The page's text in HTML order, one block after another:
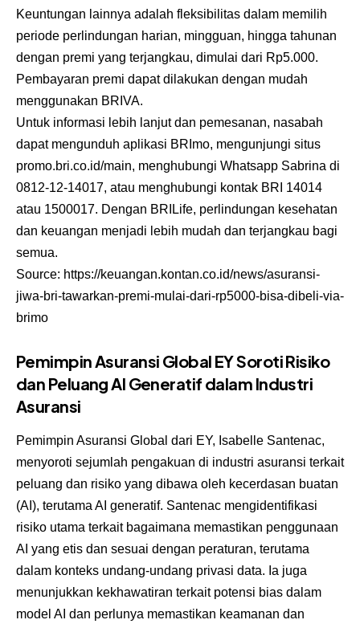
Keuntungan lainnya adalah fleksibilitas dalam memilih
periode perlindungan harian, mingguan, hingga tahunan
dengan premi yang terjangkau, dimulai dari Rp5.000.
Pembayaran premi dapat dilakukan dengan mudah
menggunakan BRIVA.
Untuk informasi lebih lanjut dan pemesanan, nasabah
dapat mengunduh aplikasi BRImo, mengunjungi situs
promo.bri.co.id/main, menghubungi Whatsapp Sabrina di
0812-12-14017, atau menghubungi kontak BRI 14014
atau 1500017. Dengan BRILife, perlindungan kesehatan
dan keuangan menjadi lebih mudah dan terjangkau bagi
semua.
Source: https://keuangan.kontan.co.id/news/asuransi-
jiwa-bri-tawarkan-premi-mulai-dari-rp5000-bisa-dibeli-via-
brimo
Pemimpin Asuransi Global EY Soroti Risiko
dan Peluang AI Generatif dalam Industri
Asuransi
Pemimpin Asuransi Global dari EY, Isabelle Santenac,
menyoroti sejumlah pengakuan di industri asuransi terkait
peluang dan risiko yang dibawa oleh kecerdasan buatan
(AI), terutama AI generatif. Santenac mengidentifikasi
risiko utama terkait bagaimana memastikan penggunaan
AI yang etis dan sesuai dengan peraturan, terutama
dalam konteks undang-undang privasi data. Ia juga
menunjukkan kekhawatiran terkait potensi bias dalam
model AI dan perlunya memastikan keamanan dan